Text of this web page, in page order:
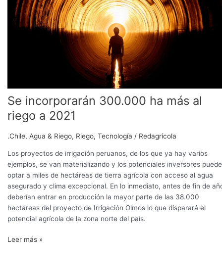
Se incorporarán 300.000 ha más al
riego a 2021
.Chile, Agua & Riego, Riego, Tecnología / Redagrícola
Los proyectos de irrigación peruanos, de los que ya hay varios
ejemplos, se van materializando y los potenciales inversores
optar a miles de hectáreas de tierra agrícola con acceso al agua
asegurado y clima excepcional. En lo inmediato, antes de fin de
deberían entrar en producción la mayor parte de las 38.000
hectáreas del proyecto de Irrigación Olmos lo que disparará el
potencial agrícola de la zona norte del país.
riego
Leer más »